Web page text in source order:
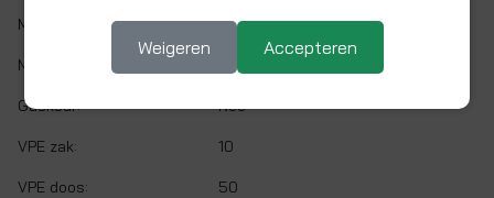
Max. werktemp.: 65 °C
Max. werkdruk: 10 bar bij 20°C
Gaskeur: Nee
VPE zak: 10
VPE doos: 50
Weigeren Accepteren